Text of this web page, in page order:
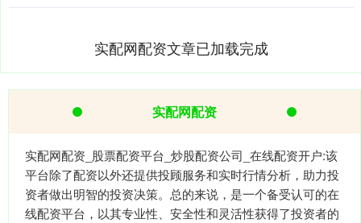
实配网配资文章已加载完成
实配网配资
实配网配资_股票配资平台_炒股配资公司_在线配资开户:该
平台除了配资以外还提供投顾服务和实时行情分析，助力投
资者做出明智的投资决策。总的来说，是一个备受认可的在
线配资平台，以其专业性、安全性和灵活性获得了投资者的